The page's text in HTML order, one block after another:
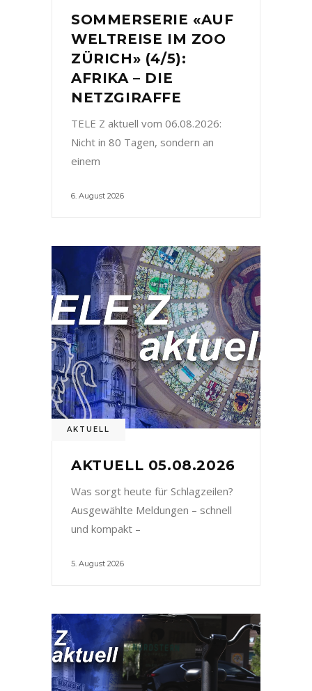
SOMMERSERIE «AUF
WELTREISE IM ZOO
ZÜRICH» (4/5):
AFRIKA – DIE
NETZGIRAFFE
TELE Z aktuell vom 06.08.2026:
Nicht in 80 Tagen, sondern an
einem
6. August 2026
AKTUELL
AKTUELL 05.08.2026
Was sorgt heute für Schlagzeilen?
Ausgewählte Meldungen – schnell
und kompakt –
5. August 2026